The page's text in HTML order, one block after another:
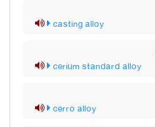
casting alloy
cerium standard alloy
cerro alloy